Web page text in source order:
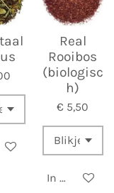
Real
Rooibos
(biologisc
h)
€ 5,50
In